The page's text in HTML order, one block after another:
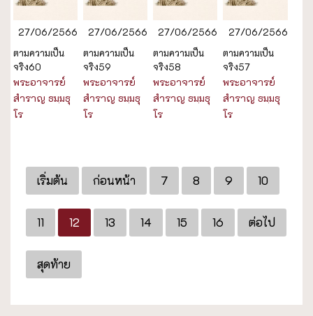
27/06/2566
ตามความเป็น
จริง60
พระอาจารย์
สำราญ ธมฺมธุ
โร
27/06/2566
ตามความเป็น
จริง59
พระอาจารย์
สำราญ ธมฺมธุ
โร
27/06/2566
ตามความเป็น
จริง58
พระอาจารย์
สำราญ ธมฺมธุ
โร
27/06/2566
ตามความเป็น
จริง57
พระอาจารย์
สำราญ ธมฺมธุ
โร
เริ่มต้น ก่อนหน้า 7 8 9 10
11 12 13 14 15 16 ต่อไป
สุดท้าย